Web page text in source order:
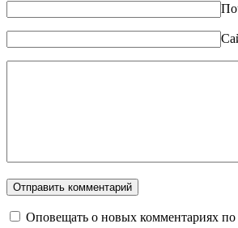
Оповещать о новых комментариях по